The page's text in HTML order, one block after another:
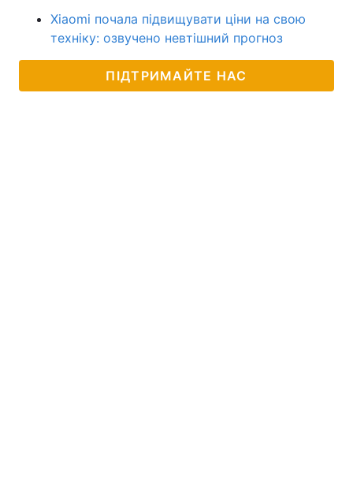
Xiaomi почала підвищувати ціни на свою
техніку: озвучено невтішний прогноз
ПІДТРИМАЙТЕ НАС